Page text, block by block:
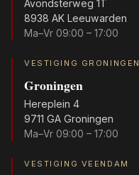
Avondsterweg 1T
8938 AK Leeuwarden
Ma–Vr 09:00 – 17:00
VESTIGING GRONINGEN
Groningen
Hereplein 4
9711 GA Groningen
Ma–Vr 09:00 – 17:00
VESTIGING VEENDAM